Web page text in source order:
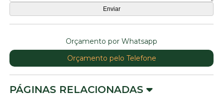
Orçamento por Whatsapp
Orçamento pelo Telefone
PÁGINAS RELACIONADAS